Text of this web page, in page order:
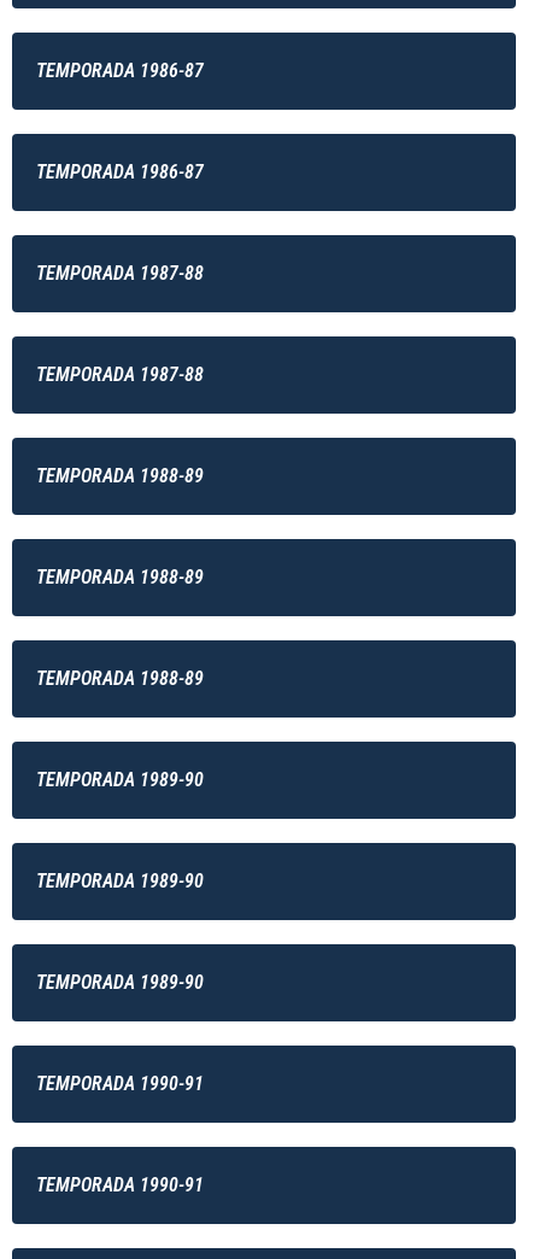
TEMPORADA 1986-87
TEMPORADA 1986-87
TEMPORADA 1987-88
TEMPORADA 1987-88
TEMPORADA 1988-89
TEMPORADA 1988-89
TEMPORADA 1988-89
TEMPORADA 1989-90
TEMPORADA 1989-90
TEMPORADA 1989-90
TEMPORADA 1990-91
TEMPORADA 1990-91